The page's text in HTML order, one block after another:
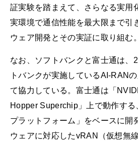
証実験を踏まえて、さらなる実用
実環境で通信性能を最大限まで引
ウェア開発とその実証に取り組む。
なお、ソフトバンクと富士通は、
トバンクが実施しているAI-RAN
て協力している。富士通は「
Hopper Superchip」上で動作する
プラットフォーム」をベースに開
ウェアに対応したvRAN（仮想無